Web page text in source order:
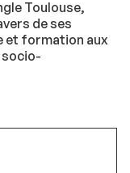
Toulouse,
de ses
et formation aux
socio-